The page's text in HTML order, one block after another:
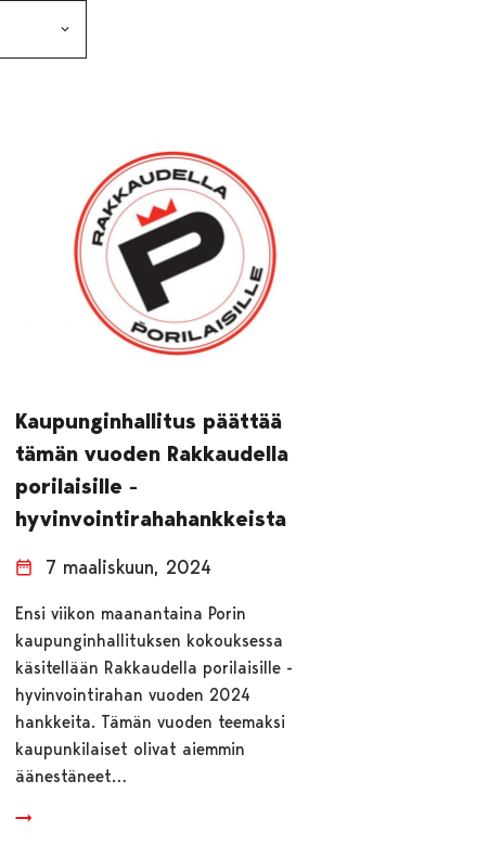
Kaupunginhallitus päättää
tämän vuoden Rakkaudella
porilaisille -
hyvinvointirahahankkeista
7 maaliskuun, 2024
Ensi viikon maanantaina Porin
kaupunginhallituksen kokouksessa
käsitellään Rakkaudella porilaisille -
hyvinvointirahan vuoden 2024
hankkeita. Tämän vuoden teemaksi
kaupunkilaiset olivat aiemmin
äänestäneet…